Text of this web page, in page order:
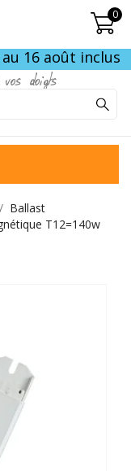
0
au 16 août inclus
doigts
Ballast
T12=140w